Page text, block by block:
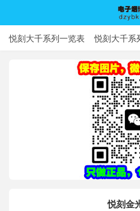
电子
悦刻大千系列一览表 悦刻大千系
悦刻金